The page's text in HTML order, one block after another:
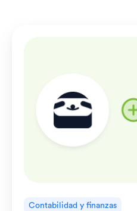
Contabilidad y finanzas